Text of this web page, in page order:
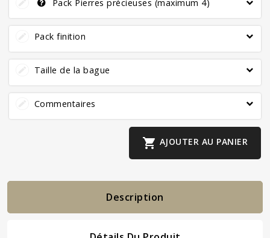
Pack Pierres précieuses (maximum 4)
Pack finition
Taille de la bague
Commentaires
 AJOUTER AU PANIER
Description